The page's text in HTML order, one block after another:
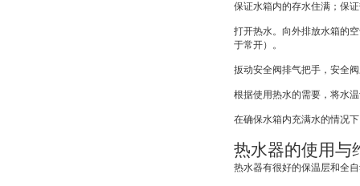
保证水箱内的存水住满；保
打开热水。向外排放水箱的
于常开）。
扳动安全阀排气把手，安全
根据使用热水的需要，将水
在确保水箱内充满水的情况
热水器的使用与
热水器有很好的保温层和全